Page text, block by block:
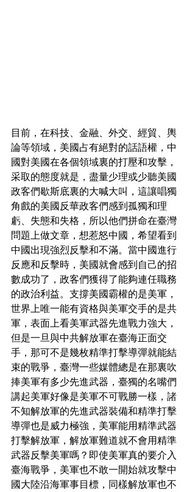
目前，在科技、金融、外交、經貿、輿
論等領域，美國占有絕對的話語權，中
國對美國在各個領域裏的打壓和攻擊，
采取的態度就是，盡量少理或少聽美國
政客們歇斯底裏的大喊大叫，這讓唱獨
角戲的美國反華政客們感到孤獨和理
虧、失態和失格，所以他們拼命在臺灣
問題上做文章，想惹怒中國，希望看到
中國出現強烈反擊和不滿。當中國進行
反應和反擊時，美國就會感到自己的招
數成功了，政客們獲得了能夠連任職務
的政治利益。支撐美國霸權的是美軍，
世界上唯一能有資格與美軍交手的是共
軍，表面上看美軍武器先進戰力強大，
但是一旦與中共解放軍在臺海正面交
手，那可不是幾枚精準打擊導彈就能結
束的戰爭，臺灣一些媒體總是在那裏吹
捧美軍有多少先進武器，臺獨的名嘴們
講起美軍好像是美軍不可戰勝一樣，諸
不知解放軍的先進武器裝備和精準打擊
導彈也是威力極強，美軍能用精準武器
打擊解放軍，解放軍難道就不會用精準
武器反擊美軍嗎？即使美軍真的要介入
臺海戰爭，美軍也不敢一開始就攻擊中
國大陸沿海軍事目標，同樣解放軍也不